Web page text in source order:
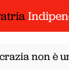
non è un Far